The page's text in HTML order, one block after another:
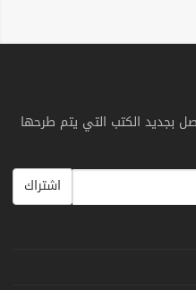
بجديد الكتب التي يتم طرحها
اشتراك